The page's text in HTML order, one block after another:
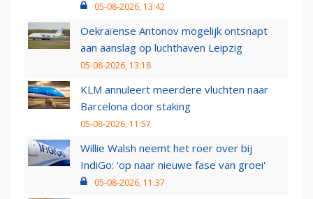
05-08-2026, 13:42
Oekraïense Antonov mogelijk ontsnapt
aan aanslag op luchthaven Leipzig
05-08-2026, 13:18
KLM annuleert meerdere vluchten naar
Barcelona door staking
05-08-2026, 11:57
Willie Walsh neemt het roer over bij
IndiGo: 'op naar nieuwe fase van groei'
05-08-2026, 11:37